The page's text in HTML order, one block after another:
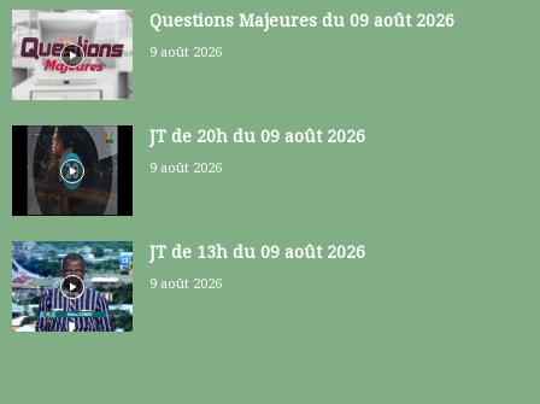
Questions Majeures du 09 août 2026
9 août 2026
JT de 20h du 09 août 2026
9 août 2026
JT de 13h du 09 août 2026
9 août 2026